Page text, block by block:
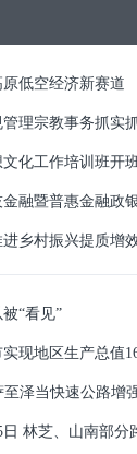
低空经济新赛道
理宗教事务抓实
化工作培训班开
融暨普惠金融政
乡村振兴提质增
“看见”
现地区生产总值
至泽当快速公路增
日 林芝、山南部分